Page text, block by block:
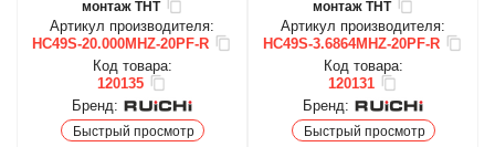
монтаж THT
Артикул производителя:
HC49S-20.000MHZ-20PF-R
Код товара:
120135
Бренд:
Быстрый просмотр
монтаж THT
Артикул производителя:
HC49S-3.6864MHZ-20PF-R
Код товара:
120131
Бренд:
Быстрый просмотр